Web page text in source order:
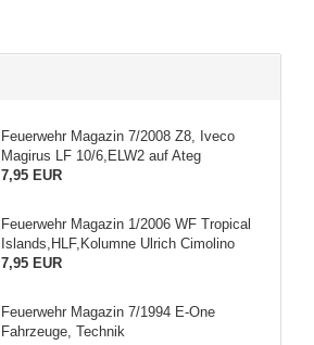
Feuerwehr Magazin 7/2008 Z8, Iveco
Magirus LF 10/6,ELW2 auf Ateg
7,95 EUR
Feuerwehr Magazin 1/2006 WF Tropical
Islands,HLF,Kolumne Ulrich Cimolino
7,95 EUR
Feuerwehr Magazin 7/1994 E-One
Fahrzeuge, Technik